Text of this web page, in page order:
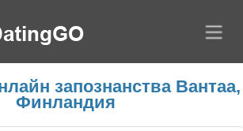
запознанства Вантаа,
Финландия